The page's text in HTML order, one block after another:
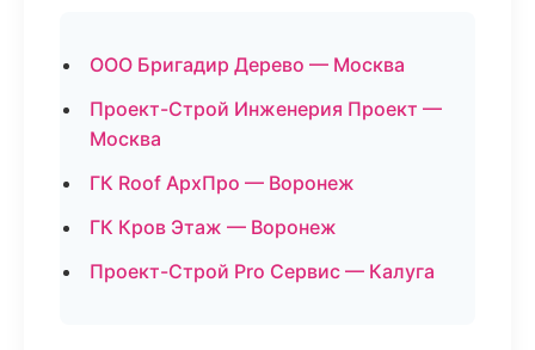
ООО Бригадир Дерево — Москва
Проект-Строй Инженерия Проект —
Москва
ГК Roof АрхПро — Воронеж
ГК Кров Этаж — Воронеж
Проект-Строй Pro Сервис — Калуга